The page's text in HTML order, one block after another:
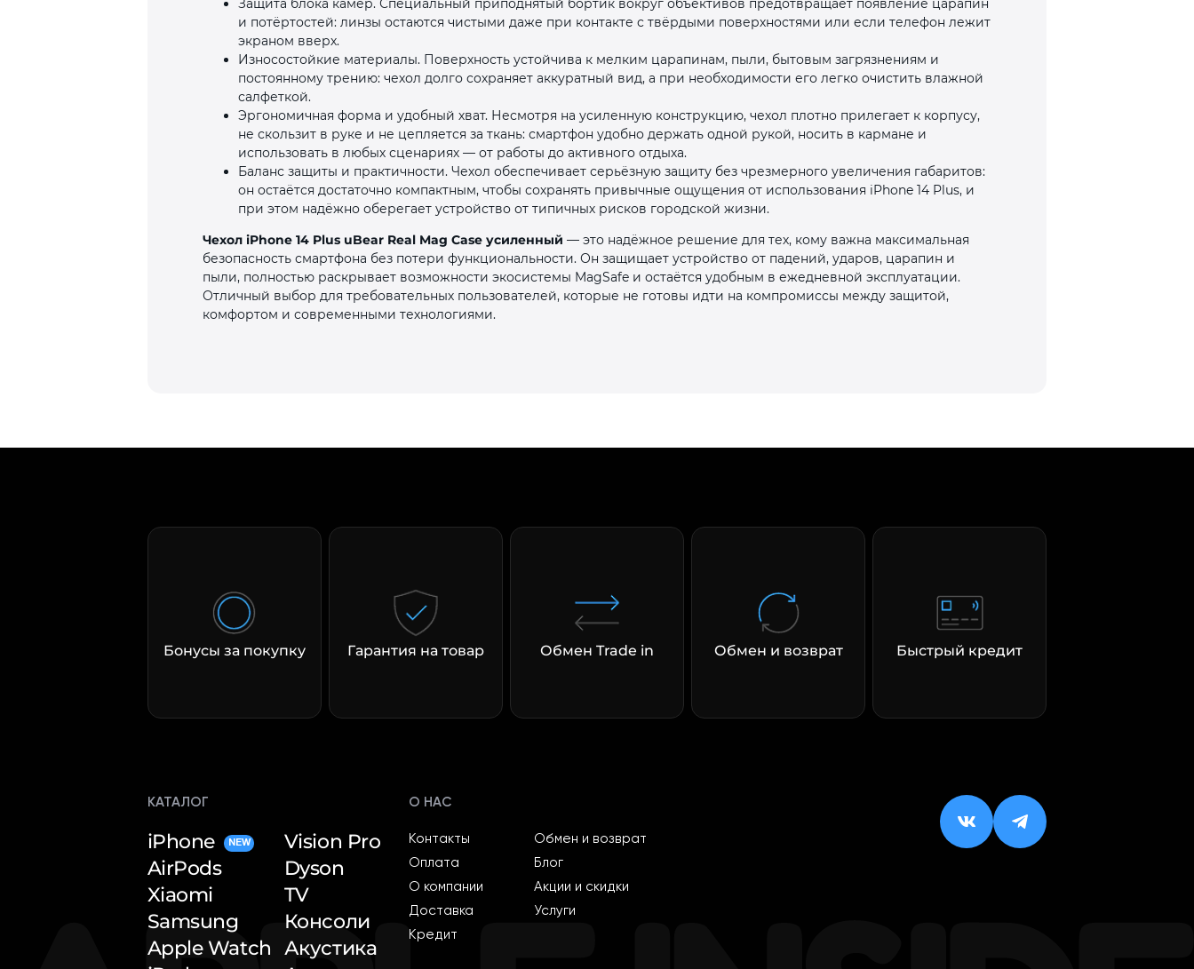
Защита блока камер. Специальный приподнятый бортик вокруг объективов предотвращает появление царапин
и потёртостей: линзы остаются чистыми даже при контакте с твёрдыми поверхностями или если телефон лежит
экраном вверх.
Износостойкие материалы. Поверхность устойчива к мелким царапинам, пыли, бытовым загрязнениям и
постоянному трению: чехол долго сохраняет аккуратный вид, а при необходимости его легко очистить влажной
салфеткой.
Эргономичная форма и удобный хват. Несмотря на усиленную конструкцию, чехол плотно прилегает к корпусу,
не скользит в руке и не цепляется за ткань: смартфон удобно держать одной рукой, носить в кармане и
использовать в любых сценариях — от работы до активного отдыха.
Баланс защиты и практичности. Чехол обеспечивает серьёзную защиту без чрезмерного увеличения габаритов:
он остаётся достаточно компактным, чтобы сохранять привычные ощущения от использования iPhone 14 Plus, и
при этом надёжно оберегает устройство от типичных рисков городской жизни.
Чехол iPhone 14 Plus uBear Real Mag Case усиленный — это надёжное решение для тех, кому важна максимальная
безопасность смартфона без потери функциональности. Он защищает устройство от падений, ударов, царапин и
пыли, полностью раскрывает возможности экосистемы MagSafe и остаётся удобным в ежедневной эксплуатации.
Отличный выбор для требовательных пользователей, которые не готовы идти на компромиссы между защитой,
комфортом и современными технологиями.
Бонусы за покупку Гарантия на товар Обмен Trade in Обмен и возврат Быстрый кредит
КАТАЛОГ
iPhone NEW
AirPods
Xiaomi
Samsung
Apple Watch
Vision Pro
Dyson
TV
Консоли
Акустика
О НАС
Контакты
Оплата
О компании
Доставка
Кредит
Обмен и возврат
Блог
Акции и скидки
Услуги